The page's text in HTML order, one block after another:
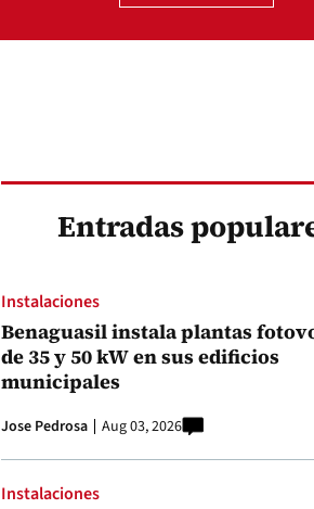
Entradas
Instalaciones
Benaguasil instala plantas
de 35 y 50 kW en sus edificios
municipales
Jose Pedrosa Aug 03, 2026
Instalaciones